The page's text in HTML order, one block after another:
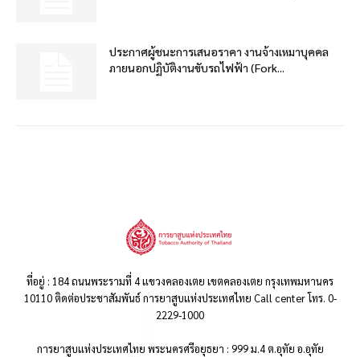
ประกาศผู้ชนะการเสนอราคา งานจ้างเหมาบุคคล
ภายนอกปฏิบัติงานขับรถไฟฟ้า (Fork...
ที่อยู่ : 184 ถนนพระรามที่ 4 แขวงคลองเตย เขตคลองเตย กรุงเทพมหานคร
10110 ติดต่อประชาสัมพันธ์ การยาสูบแห่งประเทศไทย Call center โทร. 0-
2229-1000
การยาสูบแห่งประเทศไทย พระนครศรีอยุธยา : 999 ม.4 ต.อุทัย อ.อุทัย